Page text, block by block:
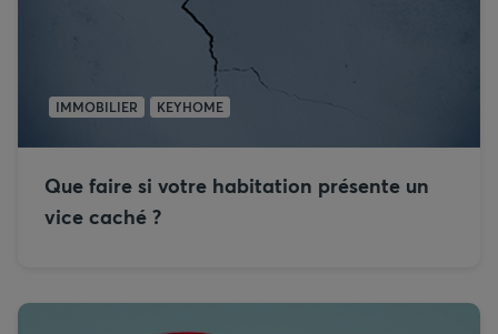
IMMOBILIER KEYHOME
Que faire si votre habitation présente un
vice caché ?